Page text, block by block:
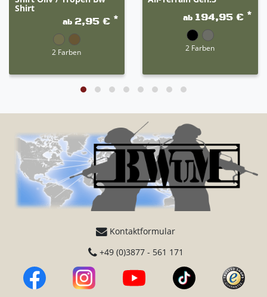
Shirt
ab 2,95 € *
2 Farben
ab 194,95 € *
2 Farben
Kontaktformular
+49 (0)3877 - 561 171